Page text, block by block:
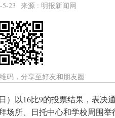
5-23 来源 : 明报新闻网
码，分享至好友和朋友圈
）以16比9的投票结果，表决
场所、日托中心和学校周围